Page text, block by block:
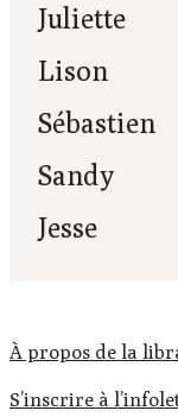
À propos de la
S’inscrire à
Juliette
Lison
Sébastien
Sandy
Jesse